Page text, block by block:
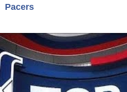
Pacers